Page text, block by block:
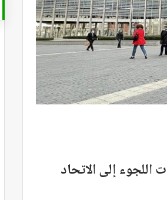
اللجوء إلى الاتحاد